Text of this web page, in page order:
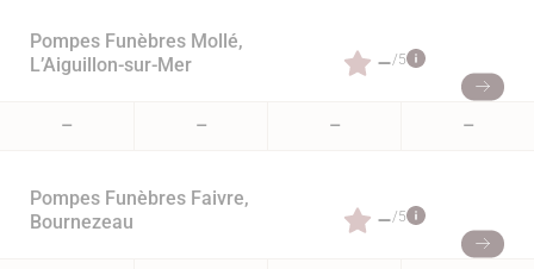
Pompes Funèbres Mollé,
L’Aiguillon-sur-Mer
–/5
– – – –
Pompes Funèbres Faivre,
Bournezeau
–/5